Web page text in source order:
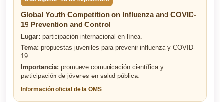
Global Youth Competition on Influenza and COVID-
19 Prevention and Control
Lugar: participación internacional en línea.
Tema: propuestas juveniles para prevenir influenza y COVID-
19.
Importancia: promueve comunicación científica y
participación de jóvenes en salud pública.
Información oficial de la OMS